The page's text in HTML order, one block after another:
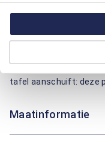
af te voeren, handig op
modern fit pasvorm
bewegingsruimte. De
boorden zorgen voor
print met het subtiele
tafel aanschuift: deze
Maatinformatie